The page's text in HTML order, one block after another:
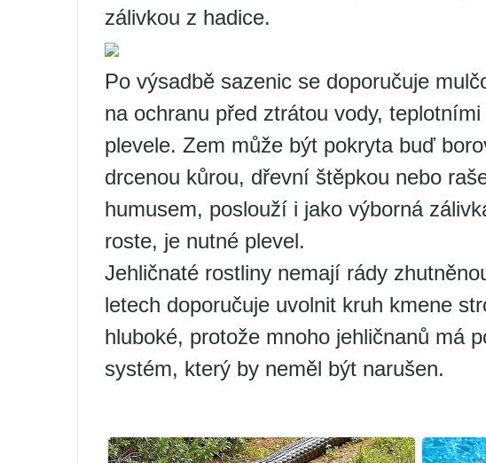
zálivkou z hadice.
Po výsadbě sazenic se doporučuje
na ochranu před ztrátou vody,
plevele. Zem může být pokryta buď
drcenou kůrou, dřevní štěpkou nebo
humusem, poslouží i jako výborná
roste, je nutné plevel.
Jehličnaté rostliny nemají rády
letech doporučuje uvolnit kruh kmene
hluboké, protože mnoho jehličnanů má
systém, který by neměl být narušen.